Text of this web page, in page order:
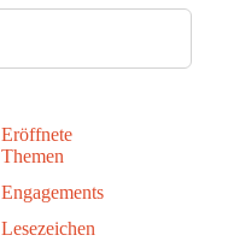
Eröffnete
Themen
Engagements
Lesezeichen